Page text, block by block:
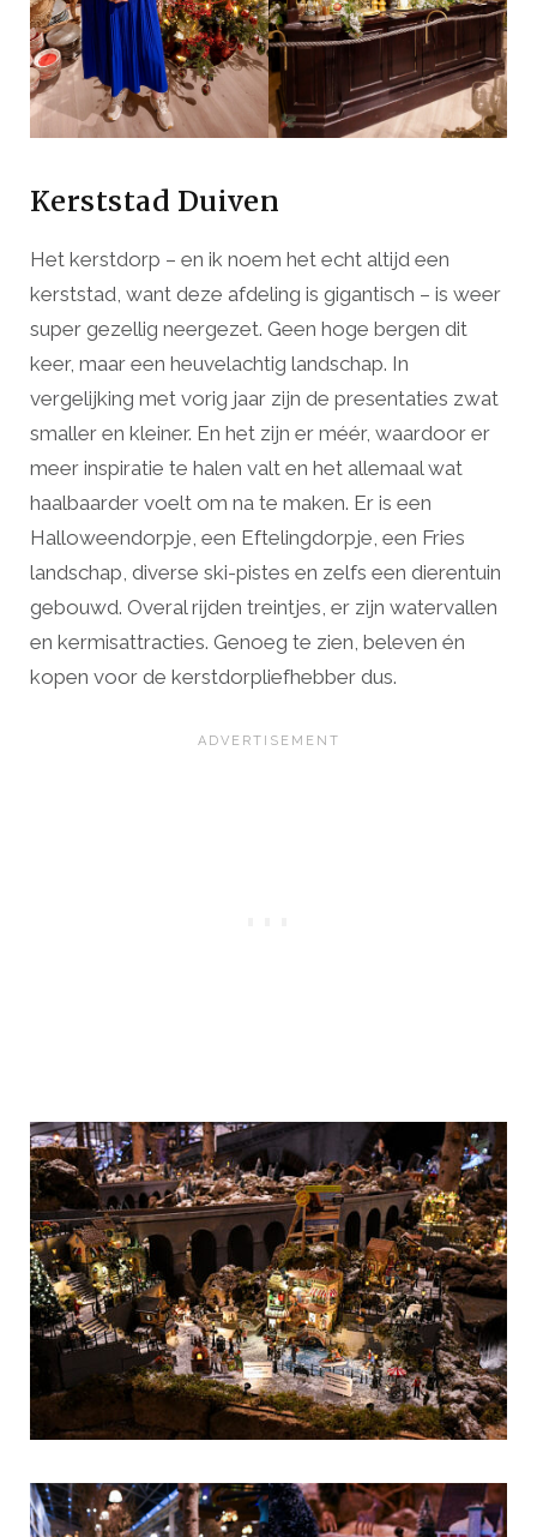
Kerststad Duiven
Het kerstdorp – en ik noem het echt altijd een
kerststad, want deze afdeling is gigantisch – is weer
super gezellig neergezet. Geen hoge bergen dit
keer, maar een heuvelachtig landschap. In
vergelijking met vorig jaar zijn de presentaties zwat
smaller en kleiner. En het zijn er méér, waardoor er
meer inspiratie te halen valt en het allemaal wat
haalbaarder voelt om na te maken. Er is een
Halloweendorpje, een Eftelingdorpje, een Fries
landschap, diverse ski-pistes en zelfs een dierentuin
gebouwd. Overal rijden treintjes, er zijn watervallen
en kermisattracties. Genoeg te zien, beleven én
kopen voor de kerstdorpliefhebber dus.